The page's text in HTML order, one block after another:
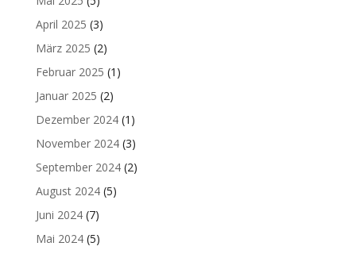
April 2025 (3)
März 2025 (2)
Februar 2025 (1)
Januar 2025 (2)
Dezember 2024(1)
November 2024(3)
September 2024(2)
August 2024(5)
Juni 2024(7)
Mai 2024(5)